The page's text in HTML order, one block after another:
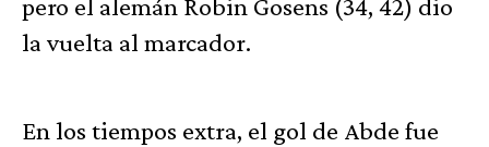
pero el alemán Robin Gosens (34, 42) dio
la vuelta al marcador.
En los tiempos extra, el gol de Abde fue